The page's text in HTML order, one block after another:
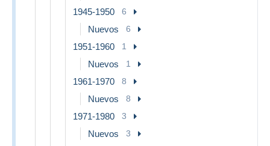
1945-1950 6
Nuevos 6
1951-1960 1
Nuevos 1
1961-1970 8
Nuevos 8
1971-1980 3
Nuevos 3